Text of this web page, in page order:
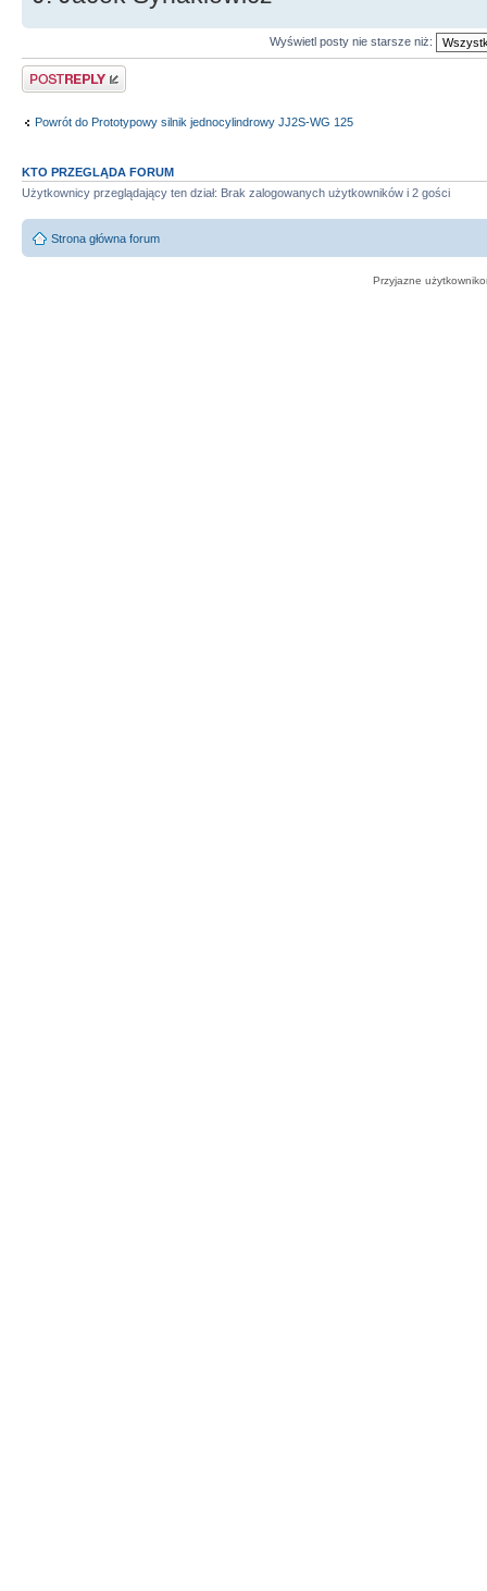
Wyświetl posty nie starsze niż:
Odpowiedz
Powrót do Prototypowy silnik jednocylindrowy JJ2S-WG 125
KTO PRZEGLĄDA FORUM
Użytkownicy przeglądający ten dział: Brak zalogowanych użytkowników i 2 gości
Strona główna forum
Przyjazne